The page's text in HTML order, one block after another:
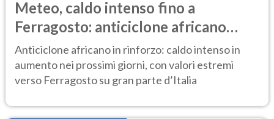
Meteo, caldo intenso fino a
Ferragosto: anticiclone africano
ancora protagonista
Anticiclone africano in rinforzo: caldo intenso in
aumento nei prossimi giorni, con valori estremi
verso Ferragosto su gran parte d’Italia